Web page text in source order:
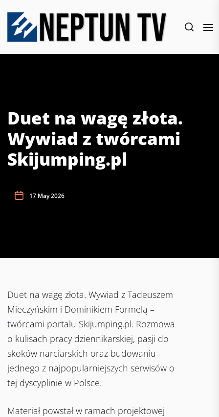
content
Duet na wagę złota.
Wywiad z twórcami
Skijumping.pl
17 May 2026
Duet na wagę złota. Wywiad z Tadeuszem
Mieczyńskim i Dominikiem Formelą –
twórcami portalu Skijumping.pl. Rozmowa
o kulisach pracy dziennikarskiej, pasji do
skoków narciarskich oraz budowaniu
jednego z najpopularniejszych serwisów o
tej dyscyplinie w Polsce.
Materiał powstał w ramach projektowej